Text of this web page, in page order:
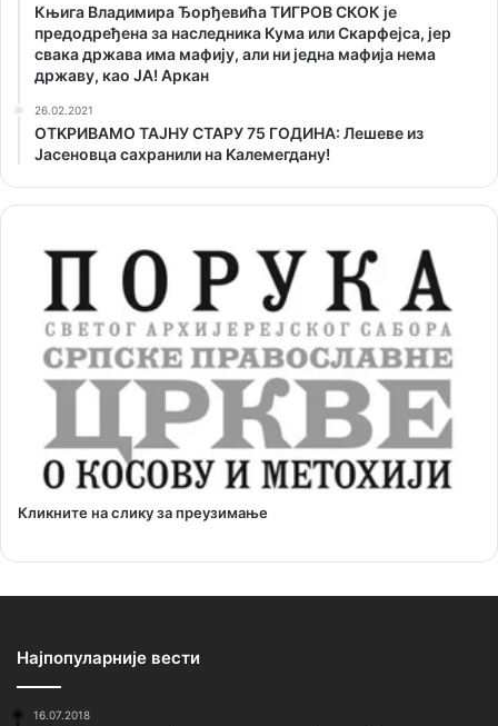
Књига Владимира Ђорђевића ТИГРОВ СКОК је
предодређена за наследника Кума или Скарфејса, јер
свака држава има мафију, али ни једна мафија нема
државу, као ЈА! Аркан
26.02.2021
ОТKРИВАМО ТАЈНУ СТАРУ 75 ГОДИНА: Лешеве из
Јасеновца сахранили на Kалемегдану!
Кликните на слику за преузимање
Најпопуларније вести
16.07.2018